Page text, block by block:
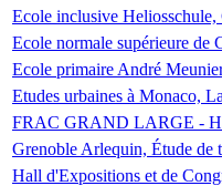
Ecole inclusive Heliosschule,
Ecole normale supérieure de
Ecole primaire André
Etudes urbaines à Monaco,
FRAC GRAND LARGE -
Grenoble Arlequin, Étude de
Hall d'Expositions et de